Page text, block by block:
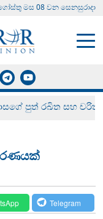
මස 08 වන සෙනසුරාදා
පුත් රඛිත සහ චරිත්
Telegram